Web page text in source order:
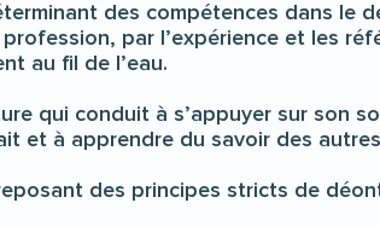
des compétences dans le
par l’expérience et les
au fil de l’eau.
qui conduit à s’appuyer sur son
et à apprendre du savoir des
des principes stricts de